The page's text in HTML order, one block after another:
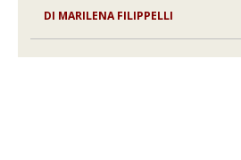
DI MARILENA FILIPPELLI